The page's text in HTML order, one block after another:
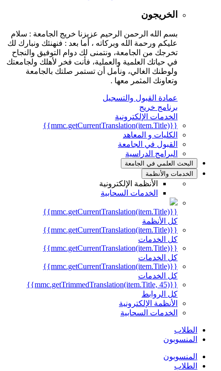
الخريجون
بسم الله الرحمن الرحيم عزيزنا خريج الجامعة : سلام
عليكم ورحمة الله وبركاته ، أما بعد : فنهنئك ونبارك لك
تخرجك من الجامعة، ونتمنى لك دوام التوفيق والنجاح
في حياتك العلمية والعملية، فأنت فخر لأهلك ولجامعتك
ولوطنك الغالي، ونأمل أن تستمر صلتك بالجامعة
وتعاونك المثمر معها .
عمادة القبول والتسجيل
برنامج خريج
الخدمات الإلكترونية
{{mmc.getCurrentTranslation(item.Title)}}
الكليات و المعاهد
القبول في الجامعة
البرامج الدراسية
البحث العلمي في الجامعة
الخدمات والأنظمة
الأنظمة الإلكترونية
الخدمات السحابية
{{mmc.getCurrentTranslation(item.Title)}}
كل الأنظمة
{{mmc.getCurrentTranslation(item.Title)}}
كل الخدمات
{{mmc.getCurrentTranslation(item.Title)}}
كل الخدمات
{{mmc.getCurrentTranslation(item.Title)}}
كل الخدمات
{{mmc.getTrimmedTranslation(item.Title, 45)}}
كل الروابط
الأنظمة الإلكترونية
الخدمات السحابية
الطلاب
المنسوبون
المنسوبون
الطلاب